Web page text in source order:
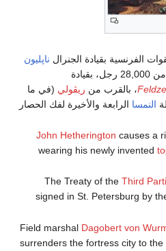
الفرنسية بقيادة الجنرال ناپليون
، بالقرب من ريڤولي (في ما
النمسا الرابعة والأخيرة لفك الحصار
John Hetherington causes a
wearing his newly invented
Third
signed in St. Petersburg by
Dagobert von
surrenders the fortress city to